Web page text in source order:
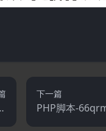
下一篇
PHP脚本-